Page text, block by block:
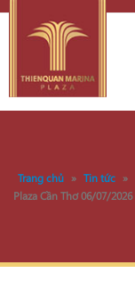
Trang chủ » Tin tức »
Plaza Cần Thơ 06/07/2026